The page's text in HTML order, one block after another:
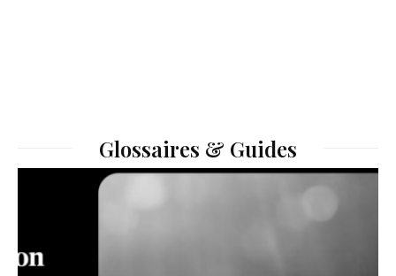
Glossaires & Guides